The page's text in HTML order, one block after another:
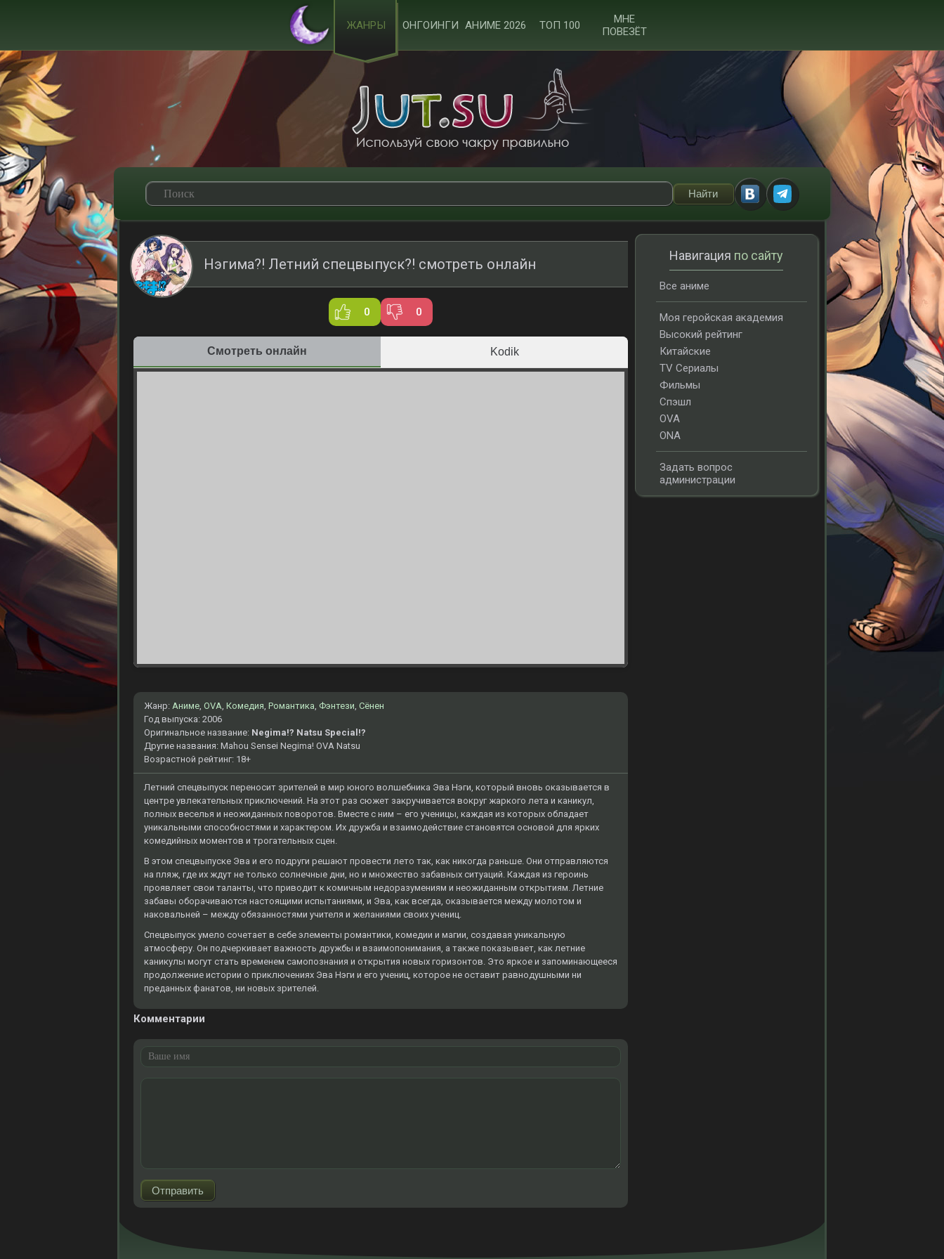
ЖАНРЫ ОНГОИНГИ АНИМЕ 2026 ТОП 100
МНЕ
ПОВЕЗЁТ
Нэгима?! Летний спецвыпуск?! смотреть онлайн
0 0
Смотреть онлайн Kodik
Жанр: Аниме, OVA, Комедия, Романтика, Фэнтези, Сёнен
Год выпуска: 2006
Оригинальное название: Negima!? Natsu Special!?
Другие названия: Mahou Sensei Negima! OVA Natsu
Возрастной рейтинг: 18+
Летний спецвыпуск переносит зрителей в мир юного волшебника Эва Нэги, который вновь оказывается в
центре увлекательных приключений. На этот раз сюжет закручивается вокруг жаркого лета и каникул,
полных веселья и неожиданных поворотов. Вместе с ним – его ученицы, каждая из которых обладает
уникальными способностями и характером. Их дружба и взаимодействие становятся основой для ярких
комедийных моментов и трогательных сцен.
В этом спецвыпуске Эва и его подруги решают провести лето так, как никогда раньше. Они отправляются
на пляж, где их ждут не только солнечные дни, но и множество забавных ситуаций. Каждая из героинь
проявляет свои таланты, что приводит к комичным недоразумениям и неожиданным открытиям. Летние
забавы оборачиваются настоящими испытаниями, и Эва, как всегда, оказывается между молотом и
наковальней – между обязанностями учителя и желаниями своих учениц.
Спецвыпуск умело сочетает в себе элементы романтики, комедии и магии, создавая уникальную
атмосферу. Он подчеркивает важность дружбы и взаимопонимания, а также показывает, как летние
каникулы могут стать временем самопознания и открытия новых горизонтов. Это яркое и запоминающееся
продолжение истории о приключениях Эва Нэги и его учениц, которое не оставит равнодушными ни
преданных фанатов, ни новых зрителей.
Комментарии
Навигация по сайту
Все аниме
Моя геройская академия
Высокий рейтинг
Китайские
TV Сериалы
Фильмы
Спэшл
OVA
ONA
Задать вопрос
администрации